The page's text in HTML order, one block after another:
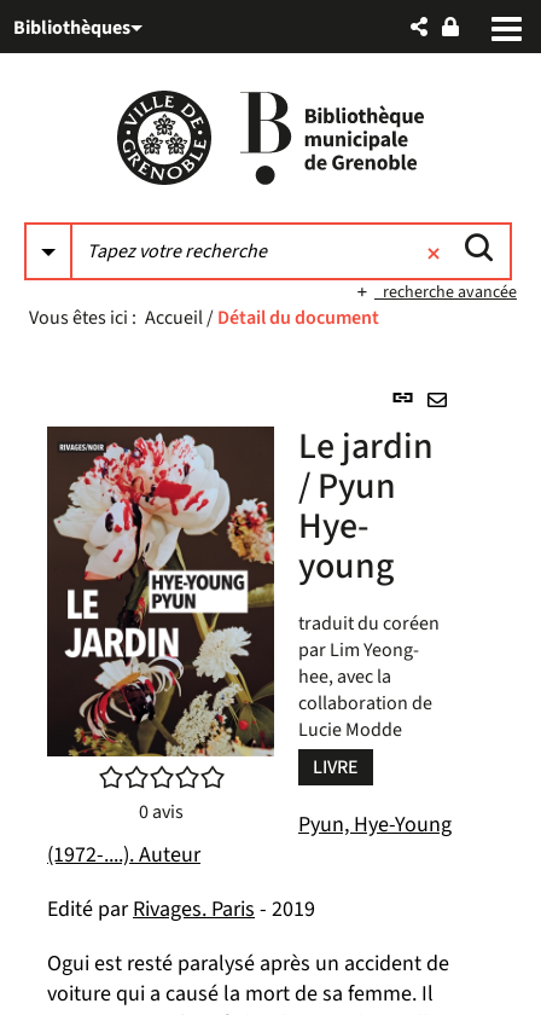
au
auBibliothèques
recherche avancée
Vous êtes ici : Accueil/Détail du document
Lien
(Nouvelle
/5
0avis
Le jardin
/ Pyun
Hye-
young
traduit du coréen
par Lim Yeong-
hee, avec la
collaboration de
Lucie Modde
LIVRE
Pyun, Hye-Young
(1972-....). Auteur
Edité parRivages. Paris- 2019
Ogui est resté paralysé après un accident de
voiture qui a causé la mort de sa femme. Il